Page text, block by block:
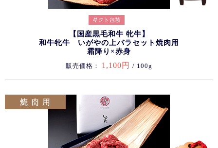
【国産黒毛和牛 牝牛】
和牛牝牛 いがやの上バラセット焼肉用
霜降り×赤身
販売価格： 1,100円 / 100g